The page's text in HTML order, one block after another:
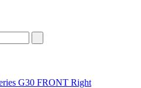
G30 FRONT Right